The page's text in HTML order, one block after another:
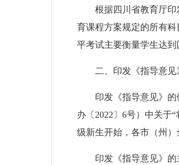
根据四川省教育厅印发
育课程方案规定的所有
平考试主要衡量学生达
二、印发《指导意见
印发《指导意见》的依
办〔2022〕6号）中关于
级新生开始，各市（州
印发《指导意见》的主